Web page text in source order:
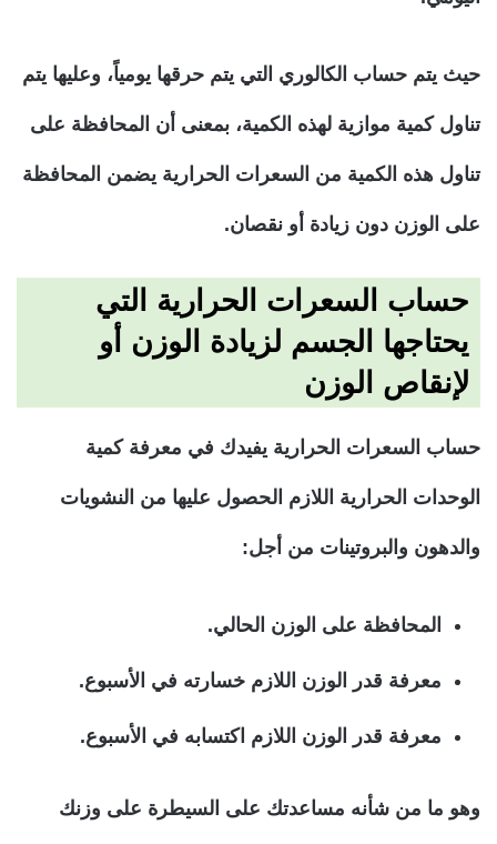
حيث يتم حساب الكالوري التي يتم حرقها يومياً، وعليها يتم
تناول كمية موازية لهذه الكمية، بمعنى أن المحافظة على
تناول هذه الكمية من السعرات الحرارية يضمن المحافظة
على الوزن دون زيادة أو نقصان.
حساب السعرات الحرارية التي
يحتاجها الجسم لزيادة الوزن أو
لإنقاص الوزن
حساب السعرات الحرارية يفيدك في معرفة كمية
الوحدات الحرارية اللازم الحصول عليها من النشويات
والدهون والبروتينات من أجل:
المحافظة على الوزن الحالي.
معرفة قدر الوزن اللازم خسارته في الأسبوع.
معرفة قدر الوزن اللازم اكتسابه في الأسبوع.
وهو ما من شأنه مساعدتك على السيطرة على وزنك